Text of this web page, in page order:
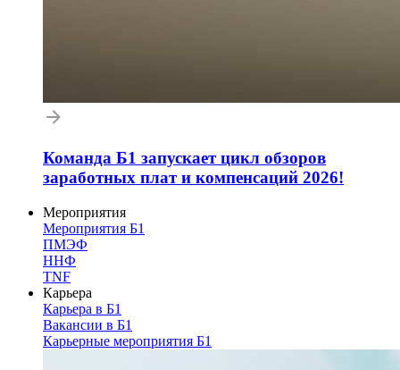
Команда Б1 запускает цикл обзоров
заработных плат и компенсаций 2026!
Мероприятия
Мероприятия Б1
ПМЭФ
ННФ
TNF
Карьера
Карьера в Б1
Вакансии в Б1
Карьерные мероприятия Б1